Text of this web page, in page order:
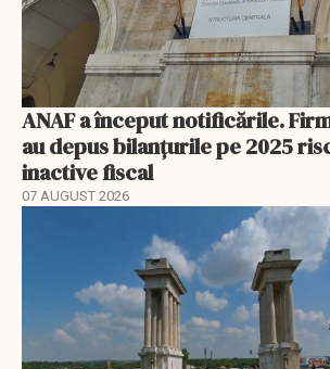
ANAF a început notificările.
au depus bilanțurile pe 2025
inactive fiscal
07 AUGUST 2026